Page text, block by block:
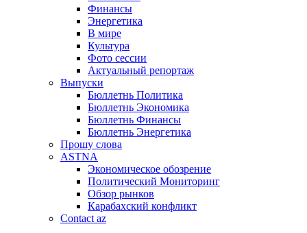
Финансы
Энергетика
В мире
Культура
Фото сессии
Актуальный репортаж
Выпуски
Бюллетнь Политика
Бюллетнь Экономика
Бюллетнь Финансы
Бюллетнь Энергетика
Прошу слова
ASTNA
Экономическое обозрение
Политический Мониторинг
Обзор рынков
Карабахский конфликт
Contact az